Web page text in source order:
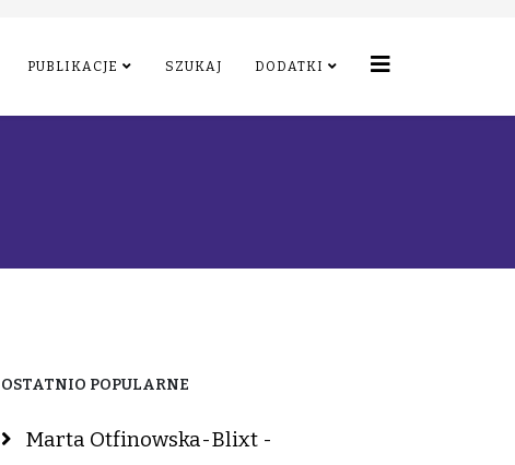
PUBLIKACJE SZUKAJ DODATKI
OSTATNIO POPULARNE
Marta Otfinowska-Blixt -